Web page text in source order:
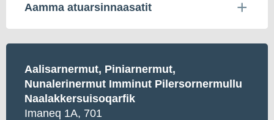
Aamma atuarsinnaasatit
Aalisarnermut, Piniarnermut,
Nunalerinermut Imminut Pilersornermullu
Naalakkersuisoqarfik
Imaneq 1A, 701